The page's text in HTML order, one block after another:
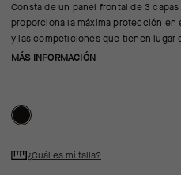
Consta de un panel frontal de 3
proporciona la máxima protección
y las competiciones que tienen lugar
MÁS INFORMACIÓN
¿Cuál es mi talla?